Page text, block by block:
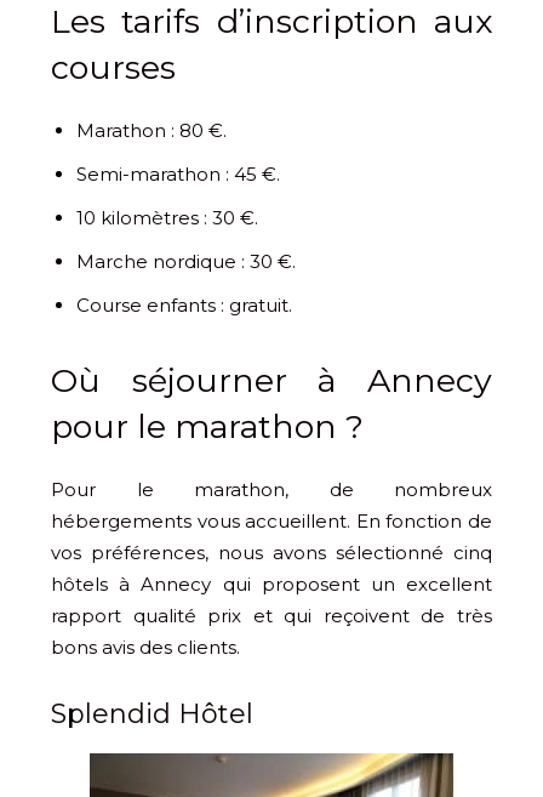
Les tarifs d’inscription aux
courses
Marathon : 80 €.
Semi-marathon : 45 €.
10 kilomètres : 30 €.
Marche nordique : 30 €.
Course enfants : gratuit.
Où séjourner à Annecy
pour le marathon ?
Pour le marathon, de nombreux
hébergements vous accueillent. En fonction de
vos préférences, nous avons sélectionné cinq
hôtels à Annecy qui proposent un excellent
rapport qualité prix et qui reçoivent de très
bons avis des clients.
Splendid Hôtel